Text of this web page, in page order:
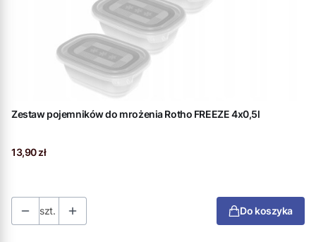
Zestaw pojemników do mrożenia Rotho FREEZE 4x0,5l
Cena
13,90 zł
szt. Do koszyka